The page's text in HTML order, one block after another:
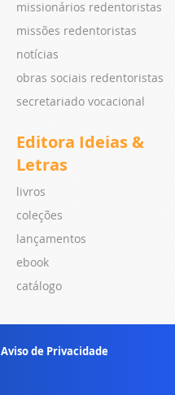
missionários redentoristas
missões redentoristas
notícias
obras sociais redentoristas
secretariado vocacional
Editora Ideias &
Letras
livros
coleções
lançamentos
ebook
catálogo
Aviso de Privacidade